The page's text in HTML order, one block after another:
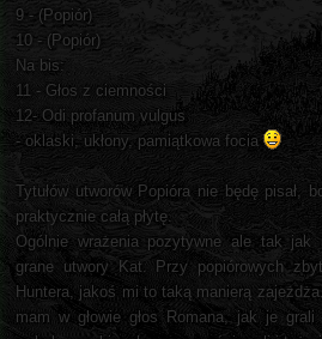
9 - (Popiór)
10 - (Popiór)
Na bis:
11 - Głos z ciemności
12- Odi profanum vulgus
- oklaski, ukłony, pamiątkowa focia
Tytułów utworów Popióra nie będę pisał,
praktycznie całą płytę.
Ogólnie wrażenia pozytywne ale tak jak
grane utwory Kat. Przy popiórowych
Huntera, jakoś mi to taką manierą
mam w głowie głos Romana, jak je